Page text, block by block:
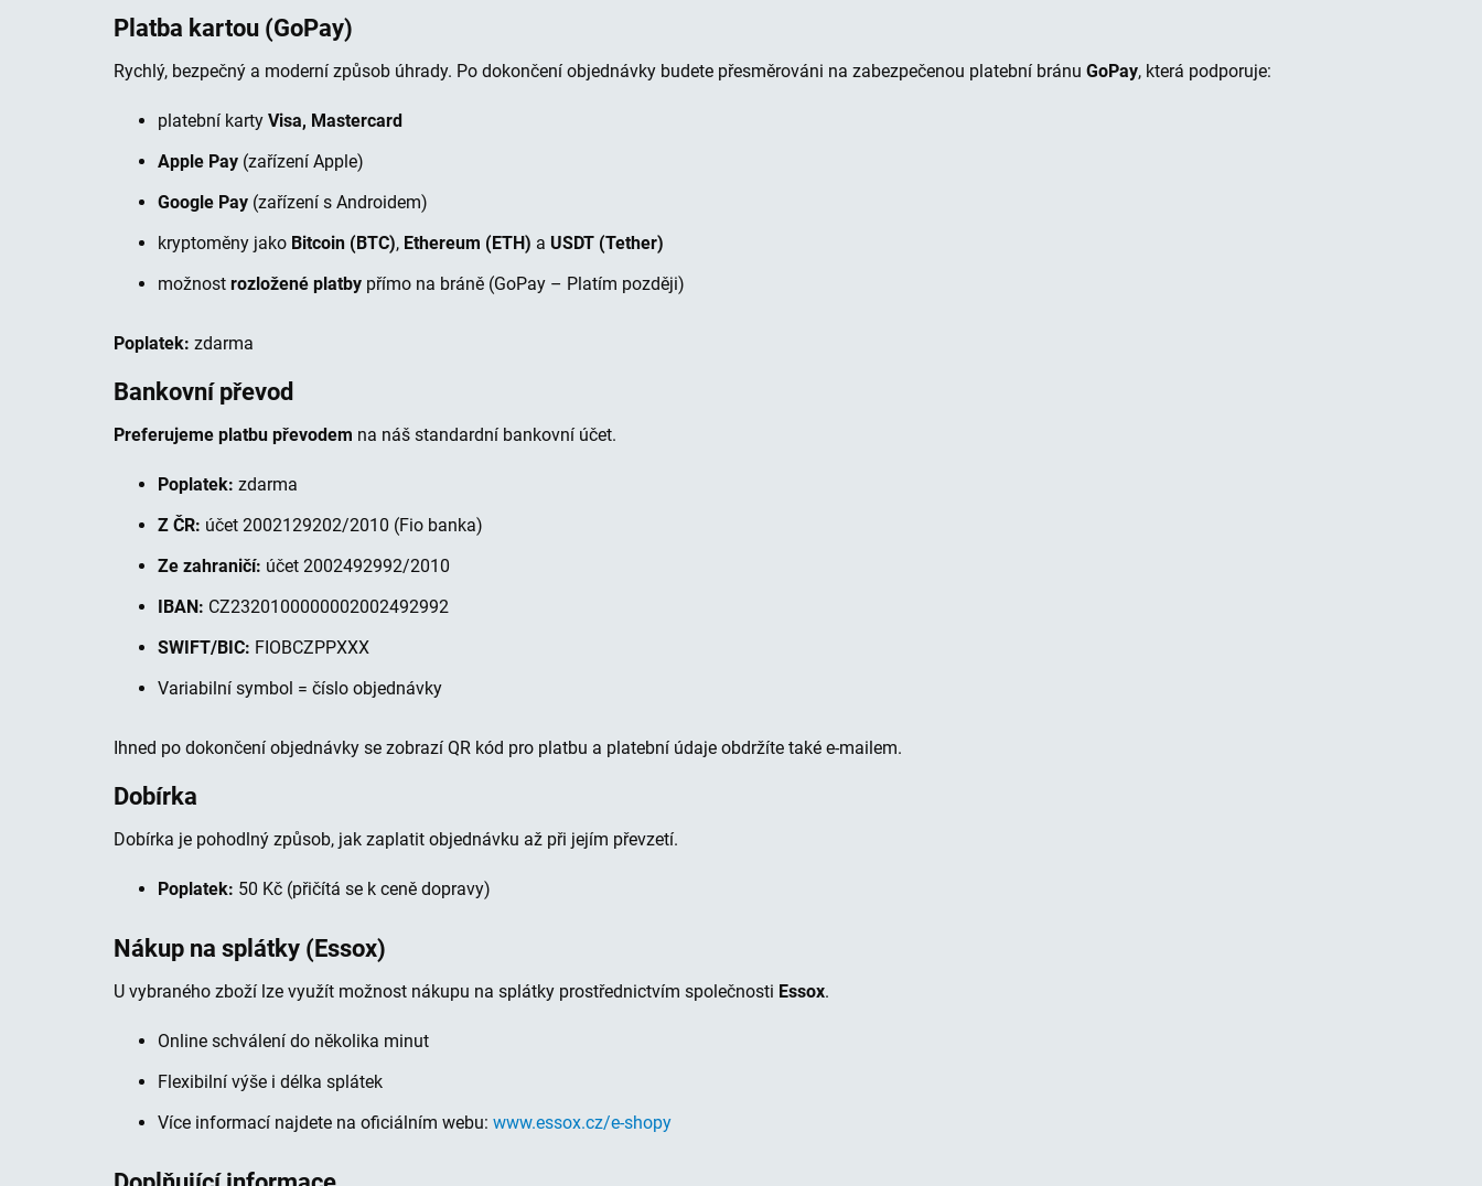
n
I
c
Platba kartou (GoPay)
Rychlý, bezpečný a moderní způsob úhrady. Po dokončení objednávky budete přesměrováni na zabezpečenou platební bránu GoPay, která podporuje:
platební karty Visa, Mastercard
Apple Pay (zařízení Apple)
Google Pay (zařízení s Androidem)
kryptoměny jako Bitcoin (BTC), Ethereum (ETH) a USDT (Tether)
možnost rozložené platby přímo na bráně (GoPay – Platím později)
Poplatek: zdarma
Bankovní převod
Preferujeme platbu převodem na náš standardní bankovní účet.
Poplatek: zdarma
Z ČR: účet 2002129202/2010 (Fio banka)
Ze zahraničí: účet 2002492992/2010
IBAN: CZ2320100000002002492992
SWIFT/BIC: FIOBCZPPXXX
Variabilní symbol = číslo objednávky
Ihned po dokončení objednávky se zobrazí QR kód pro platbu a platební údaje obdržíte také e‑mailem.
Dobírka
Dobírka je pohodlný způsob, jak zaplatit objednávku až při jejím převzetí.
Poplatek: 50 Kč (přičítá se k ceně dopravy)
Nákup na splátky (Essox)
U vybraného zboží lze využít možnost nákupu na splátky prostřednictvím společnosti Essox.
Online schválení do několika minut
Flexibilní výše i délka splátek
Více informací najdete na oficiálním webu: www.essox.cz/e-shopy